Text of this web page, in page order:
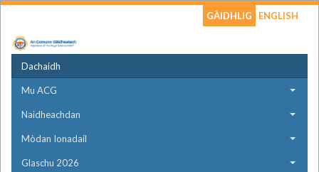
GÀIDHLIG ENGLISH
Dachaidh
Mu ACG
Naidheachdan
Mòdan Ionadail
Glaschu 2026